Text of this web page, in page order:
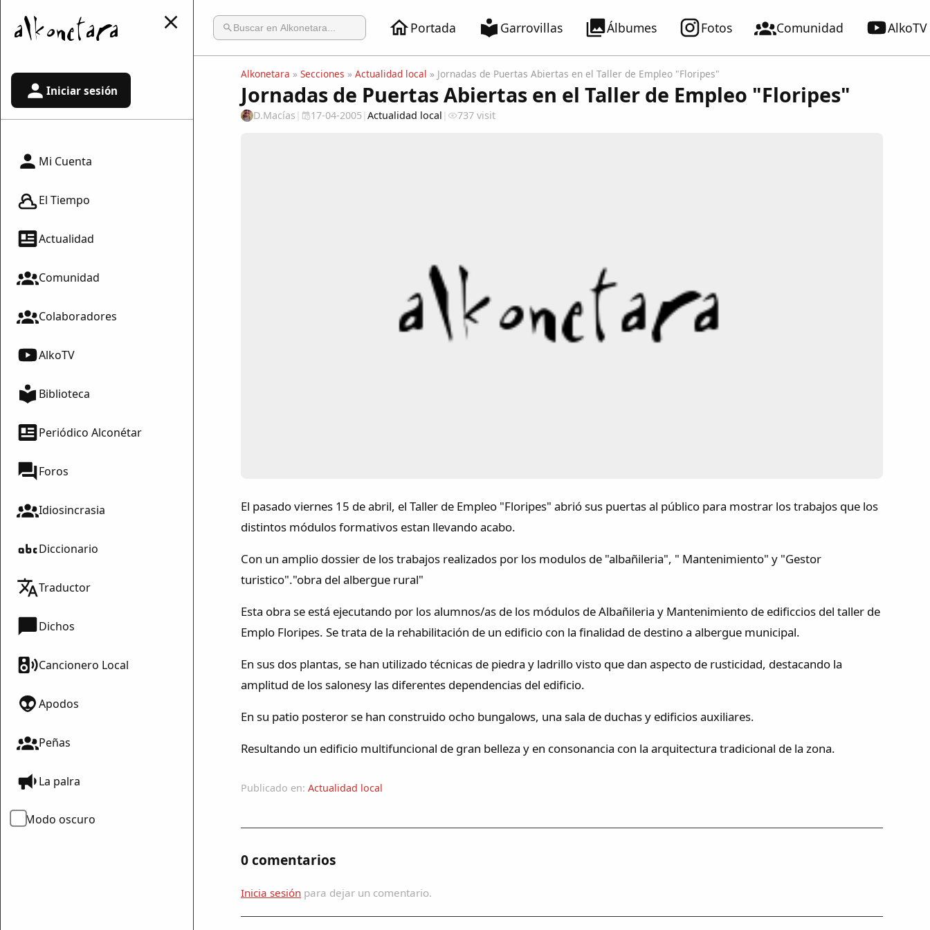
Portada Garrovillas Álbumes Fotos Comunidad AlkoTV
Iniciar sesión
Mi Cuenta
El Tiempo
Actualidad
Comunidad
Colaboradores
AlkoTV
Biblioteca
Periódico Alconétar
Foros
Idiosincrasia
Diccionario
Traductor
Dichos
Cancionero Local
Apodos
Peñas
La palra
Modo oscuro
Alkonetara » Secciones » Actualidad local » Jornadas de Puertas Abiertas en el Taller de Empleo "Floripes"
Jornadas de Puertas Abiertas en el Taller de Empleo "Floripes"
D.Macías | 17-04-2005| Actualidad local | 737 visit
El pasado viernes 15 de abril, el Taller de Empleo "Floripes" abrió sus puertas al público para mostrar los trabajos que los
distintos módulos formativos estan llevando acabo.
Con un amplio dossier de los trabajos realizados por los modulos de "albañileria", " Mantenimiento" y "Gestor
turistico"."obra del albergue rural"
Esta obra se está ejecutando por los alumnos/as de los módulos de Albañileria y Mantenimiento de edificcios del taller de
Emplo Floripes. Se trata de la rehabilitación de un edificio con la finalidad de destino a albergue municipal.
En sus dos plantas, se han utilizado técnicas de piedra y ladrillo visto que dan aspecto de rusticidad, destacando la
amplitud de los salonesy las diferentes dependencias del edificio.
En su patio posteror se han construido ocho bungalows, una sala de duchas y edificios auxiliares.
Resultando un edificio multifuncional de gran belleza y en consonancia con la arquitectura tradicional de la zona.
Publicado en: Actualidad local
0 comentarios
Inicia sesión para dejar un comentario.